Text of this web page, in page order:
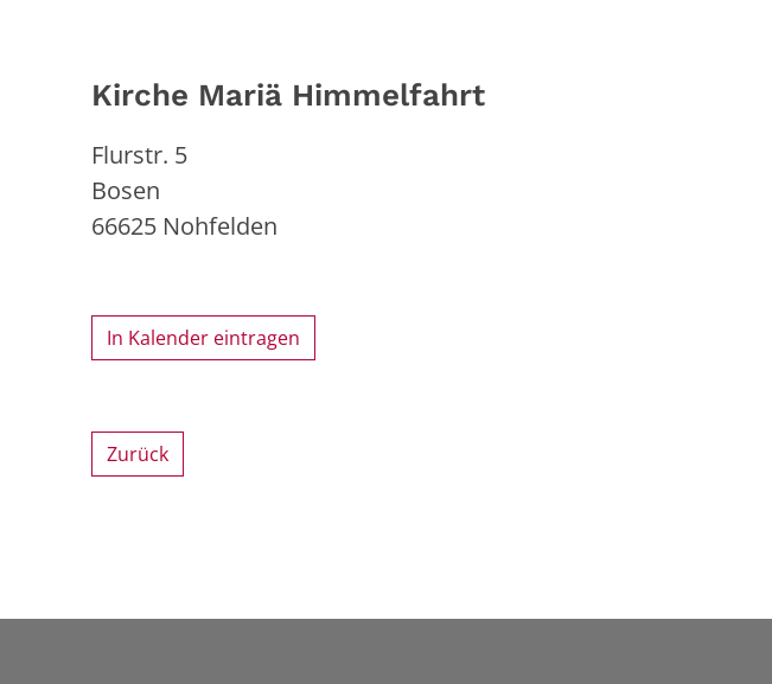
Kirche Mariä Himmelfahrt
Flurstr. 5
Bosen
66625 Nohfelden
In Kalender eintragen
Zurück